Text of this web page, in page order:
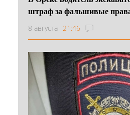
штраф за фальшивые
8 августа 21:46